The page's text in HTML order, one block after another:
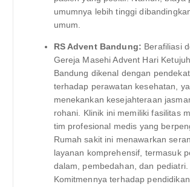
umumnya lebih tinggi
umum.
RS Advent Bandung: Berafiliasi
Gereja Masehi Advent Hari
Bandung dikenal dengan
terhadap perawatan kesehatan,
menekankan kesejahteraan
rohani. Klinik ini memiliki fasilitas
tim profesional medis yang
Rumah sakit ini menawarkan
layanan komprehensif, termasuk
dalam, pembedahan, dan pediatri.
Komitmennya terhadap